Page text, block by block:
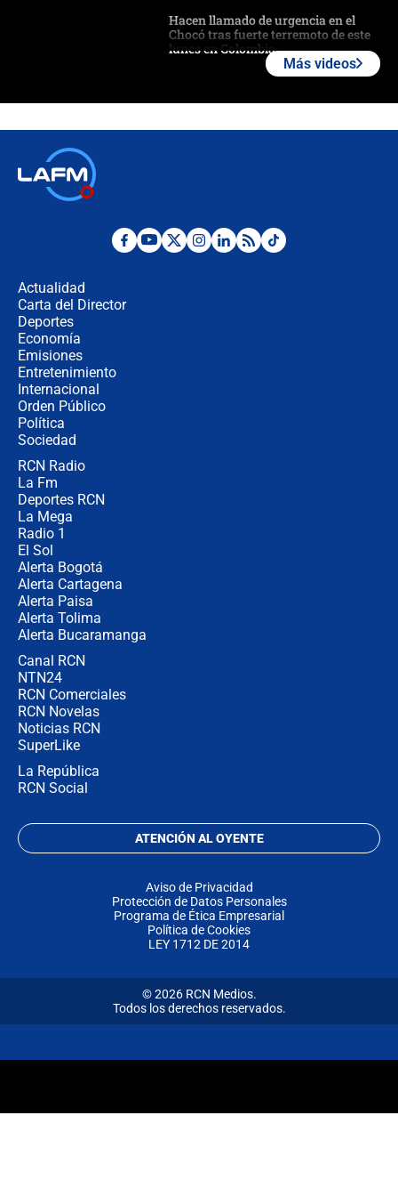
Hacen llamado de urgencia en el
Chocó tras fuerte terremoto de este
lunes en Colombia
Fuerte temblor en Colombia hoy:
Más videos
Actualidad
Carta del Director
Deportes
Economía
Emisiones
Entretenimiento
Internacional
Orden Público
Política
Sociedad
RCN Radio
La Fm
Deportes RCN
La Mega
Radio 1
El Sol
Alerta Bogotá
Alerta Cartagena
Alerta Paisa
Alerta Tolima
Alerta Bucaramanga
Canal RCN
NTN24
RCN Comerciales
RCN Novelas
Noticias RCN
SuperLike
La República
RCN Social
ATENCIÓN AL OYENTE
Aviso de Privacidad
Protección de Datos Personales
Programa de Ética Empresarial
Política de Cookies
LEY 1712 DE 2014
© 2026 RCN Medios.
Todos los derechos reservados.